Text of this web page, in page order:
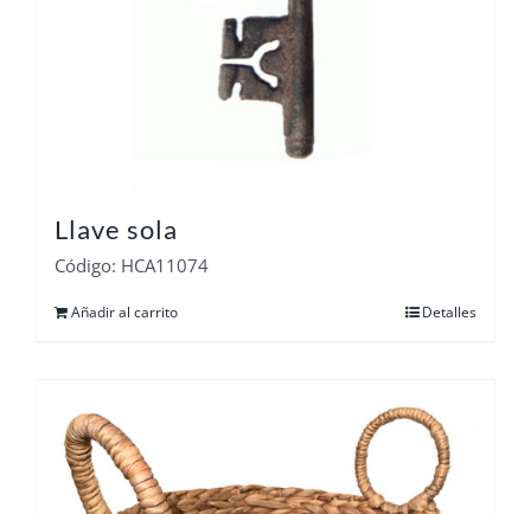
Llave sola
Código: HCA11074
Añadir al carrito Detalles